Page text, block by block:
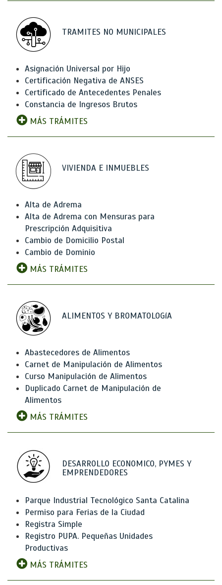
TRAMITES NO MUNICIPALES
Asignación Universal por Hijo
Certificación Negativa de ANSES
Certificado de Antecedentes Penales
Constancia de Ingresos Brutos
MÁS TRÁMITES
VIVIENDA E INMUEBLES
Alta de Adrema
Alta de Adrema con Mensuras para
Prescripción Adquisitiva
Cambio de Domicilio Postal
Cambio de Dominio
MÁS TRÁMITES
ALIMENTOS Y BROMATOLOGíA
Abastecedores de Alimentos
Carnet de Manipulación de Alimentos
Curso Manipulación de Alimentos
Duplicado Carnet de Manipulación de
Alimentos
MÁS TRÁMITES
DESARROLLO ECONOMICO, PYMES Y
EMPRENDEDORES
Parque Industrial Tecnológico Santa Catalina
Permiso para Ferias de la Ciudad
Registra Simple
Registro PUPA. Pequeñas Unidades
Productivas
MÁS TRÁMITES